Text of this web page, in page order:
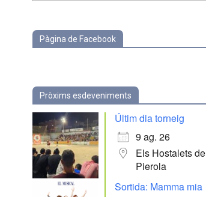
Pàgina de Facebook
Pròxims esdeveniments
Últim dia torneig
9 ag. 26
Els Hostalets de
Pierola
Sortida: Mamma mia